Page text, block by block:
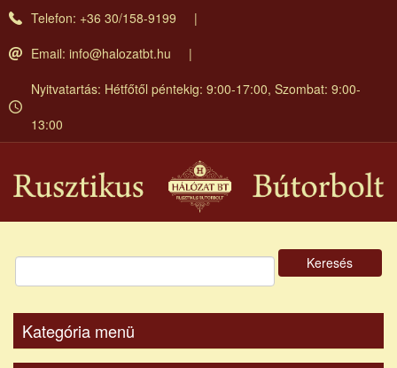
Ugrás
Telefon: +36 30/158-9199
Email: info@halozatbt.hu
Nyitvatartás: Hétfőtől péntekig: 9:00-17:00, Szombat: 9:00-
13:00
Keresés
Kategória menü